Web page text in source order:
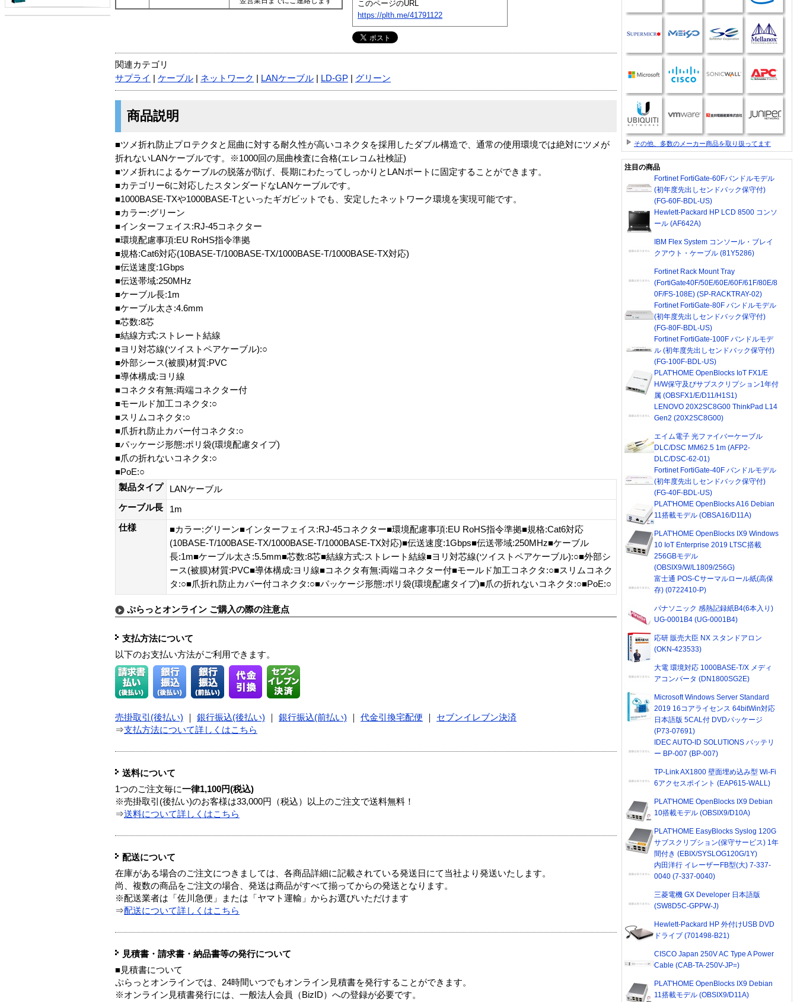
このページのURL
https://plth.me/41791122
関連カテゴリ
サプライ
ケーブル ネットワーク LANケーブル LD-GP グリーン
商品説明
■ツメ折れ防止プロテクタと屈曲に対する耐久性が高いコネクタを採用したダブル構造で、通常の使用環境では絶対にツメが
折れないLANケーブルです。※1000回の屈曲検査に合格(エレコム社検証)
■ツメ折れによるケーブルの脱落が防げ、長期にわたってしっかりとLANポートに固定することができます。
■カテゴリー6に対応したスタンダードなLANケーブルです。
■1000BASE-TXや1000BASE-Tといったギガビットでも、安定したネットワーク環境を実現可能です。
■カラー:グリーン
■インターフェイス:RJ-45コネクター
■環境配慮事項:EU RoHS指令準拠
■規格:Cat6対応(10BASE-T/100BASE-TX/1000BASE-T/1000BASE-TX対応)
■伝送速度:1Gbps
■伝送帯域:250MHz
■ケーブル長:1m
■ケーブル太さ:4.6mm
■芯数:8芯
■結線方式:ストレート結線
■ヨリ対芯線(ツイストペアケーブル):○
■外部シース(被膜)材質:PVC
■導体構成:ヨリ線
■コネクタ有無:両端コネクター付
■モールド加工コネクタ:○
■スリムコネクタ:○
■爪折れ防止カバー付コネクタ:○
■パッケージ形態:ポリ袋(環境配慮タイプ)
■爪の折れないコネクタ:○
■PoE:○
製品タイプ
LANケーブル
ケーブル長
1m
仕様
■カラー:グリーン■インターフェイス:RJ-45コネクター■環境配慮事項:EU RoHS指令準拠■規格:Cat6対応
(10BASE-T/100BASE-TX/1000BASE-T/1000BASE-TX対応)■伝送速度:1Gbps■伝送帯域:250MHz■ケーブル
長:1m■ケーブル太さ:5.5mm■芯数:8芯■結線方式:ストレート結線■ヨリ対芯線(ツイストペアケーブル):○■外部シ
ース(被膜)材質:PVC■導体構成:ヨリ線■コネクタ有無:両端コネクター付■モールド加工コネクタ:○■スリムコネク
タ:○■爪折れ防止カバー付コネクタ:○■パッケージ形態:ポリ袋(環境配慮タイプ)■爪の折れないコネクタ:○■PoE:○
ぷらっとオンライン ご購入の際の注意点
支払方法について
以下のお支払い方法がご利用できます。
売掛取引(後払い) 銀行振込(後払い) 銀行振込(前払い) 代金引換宅配便
セブンイレブン決済
⇒支払方法について詳しくはこちら
送料について
1つのご注文毎に一律1,100円(税込)
※売掛取引(後払い)のお客様は33,000円（税込）以上のご注文で送料無料！
⇒送料について詳しくはこちら
配送について
在庫がある場合のご注文につきましては、各商品詳細に記載されている発送日にて当社より発送いたします。
尚、複数の商品をご注文の場合、発送は商品がすべて揃ってからの発送となります。
※配送業者は「佐川急便」または「ヤマト運輸」からお選びいただけます
⇒配送について詳しくはこちら
見積書・請求書・納品書等の発行について
■見積書について
ぷらっとオンラインでは、24時間いつでもオンライン見積書を発行することができます。
※オンライン見積書発行には、一般法人会員（BizID）への登録が必要です。
その他、多数のメーカー商品を取り扱ってます
注目の商品
Fortinet FortiGate-60Fバンドルモデル
(初年度先出しセンドバック保守付)
(FG-60F-BDL-US)
Hewlett-Packard HP LCD 8500 コンソ
ール (AF642A)
IBM Flex System コンソール・ブレイ
クアウト・ケーブル (81Y5286)
Fortinet Rack Mount Tray
(FortiGate40F/50E/60E/60F/61F/80E/8
0F/FS-108E) (SP-RACKTRAY-02)
Fortinet FortiGate-80F バンドルモデル
(初年度先出しセンドバック保守付)
(FG-80F-BDL-US)
Fortinet FortiGate-100F バンドルモデ
ル (初年度先出しセンドバック保守付)
(FG-100F-BDL-US)
PLAT'HOME OpenBlocks IoT FX1/E
H/W保守及びサブスクリプション1年付
属 (OBSFX1/E/D11/H1S1)
LENOVO 20X2SC8G00 ThinkPad L14
Gen2 (20X2SC8G00)
エイム電子 光ファイバーケーブル
DLC/DSC MM62.5 1m (AFP2-
DLC/DSC-62-01)
Fortinet FortiGate-40F バンドルモデル
(初年度先出しセンドバック保守付)
(FG-40F-BDL-US)
PLAT'HOME OpenBlocks A16 Debian
11搭載モデル (OBSA16/D11A)
PLAT'HOME OpenBlocks IX9 Windows
10 IoT Enterprise 2019 LTSC搭載
256GBモデル
(OBSIX9/W/L1809/256G)
富士通 POS-Cサーマルロール紙(高保
存) (0722410-P)
パナソニック 感熱記録紙B4(6本入り)
UG-0001B4 (UG-0001B4)
応研 販売大臣 NX スタンドアロン
(OKN-423533)
大電 環境対応 1000BASE-T/X メディ
アコンバータ (DN1800SG2E)
Microsoft Windows Server Standard
2019 16コアライセンス 64bitWin対応
日本語版 5CAL付 DVDパッケージ
(P73-07691)
IDEC AUTO-ID SOLUTIONS バッテリ
ー BP-007 (BP-007)
TP-Link AX1800 壁面埋め込み型 Wi-Fi
6アクセスポイント (EAP615-WALL)
PLAT'HOME OpenBlocks IX9 Debian
10搭載モデル (OBSIX9/D10A)
PLAT'HOME EasyBlocks Syslog 120G
サブスクリプション(保守サービス) 1年
間付き (EBIX/SYSLOG120G/1Y)
内田洋行 イレーザーFB型(大) 7-337-
0040 (7-337-0040)
三菱電機 GX Developer 日本語版
(SW8D5C-GPPW-J)
Hewlett-Packard HP 外付けUSB DVD
ドライブ (701498-B21)
CISCO Japan 250V AC Type A Power
Cable (CAB-TA-250V-JP=)
PLAT'HOME OpenBlocks IX9 Debian
11搭載モデル (OBSIX9/D11A)